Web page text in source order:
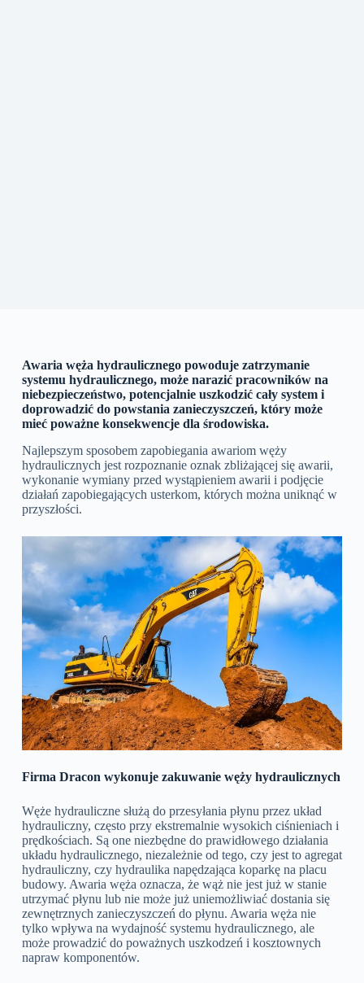
Awaria węża hydraulicznego powoduje zatrzymanie
systemu hydraulicznego, może narazić pracowników na
niebezpieczeństwo, potencjalnie uszkodzić cały system i
doprowadzić do powstania zanieczyszczeń, który może
mieć poważne konsekwencje dla środowiska.
Najlepszym sposobem zapobiegania awariom węży
hydraulicznych jest rozpoznanie oznak zbliżającej się awarii,
wykonanie wymiany przed wystąpieniem awarii i podjęcie
działań zapobiegających usterkom, których można uniknąć w
przyszłości.
Firma Dracon wykonuje zakuwanie węży hydraulicznych
Węże hydrauliczne służą do przesyłania płynu przez układ
hydrauliczny, często przy ekstremalnie wysokich ciśnieniach i
prędkościach. Są one niezbędne do prawidłowego działania
układu hydraulicznego, niezależnie od tego, czy jest to agregat
hydrauliczny, czy hydraulika napędzająca koparkę na placu
budowy. Awaria węża oznacza, że wąż nie jest już w stanie
utrzymać płynu lub nie może już uniemożliwiać dostania się
zewnętrznych zanieczyszczeń do płynu. Awaria węża nie
tylko wpływa na wydajność systemu hydraulicznego, ale
może prowadzić do poważnych uszkodzeń i kosztownych
napraw komponentów.